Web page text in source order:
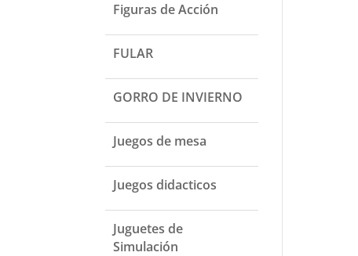
Figuras de Acción
FULAR
GORRO DE INVIERNO
Juegos de mesa
Juegos didacticos
Juguetes de
Simulación